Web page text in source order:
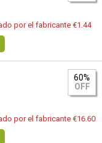
por el fabricante €1.44
60%
OFF
por el fabricante €16.60